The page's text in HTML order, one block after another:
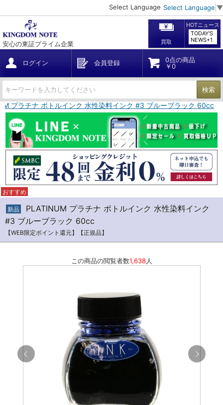
Select Language Select Language ▼
安心の東証プライム企業 買取
HOTニュース
TODAY'S
NEWS+1
ログイン 会員登録
0点の商品
￥0
検索
プラチナ ボトルインク 水性染料インク #3 ブルーブラック 60cc
おすすめ
新品
PLATINUM プラチナ ボトルインク 水性染料インク
#3 ブルーブラック 60cc
【WEB限定ポイント還元】【正規品】
この商品の閲覧者数1,638人